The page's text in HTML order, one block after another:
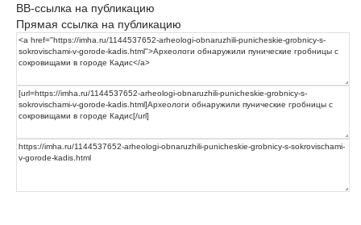
BB-ссылка на публикацию
Прямая ссылка на публикацию